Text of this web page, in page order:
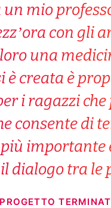
mio
con gli
una
è creata è
i ragazzi
consente di
importante
dialogo tra le